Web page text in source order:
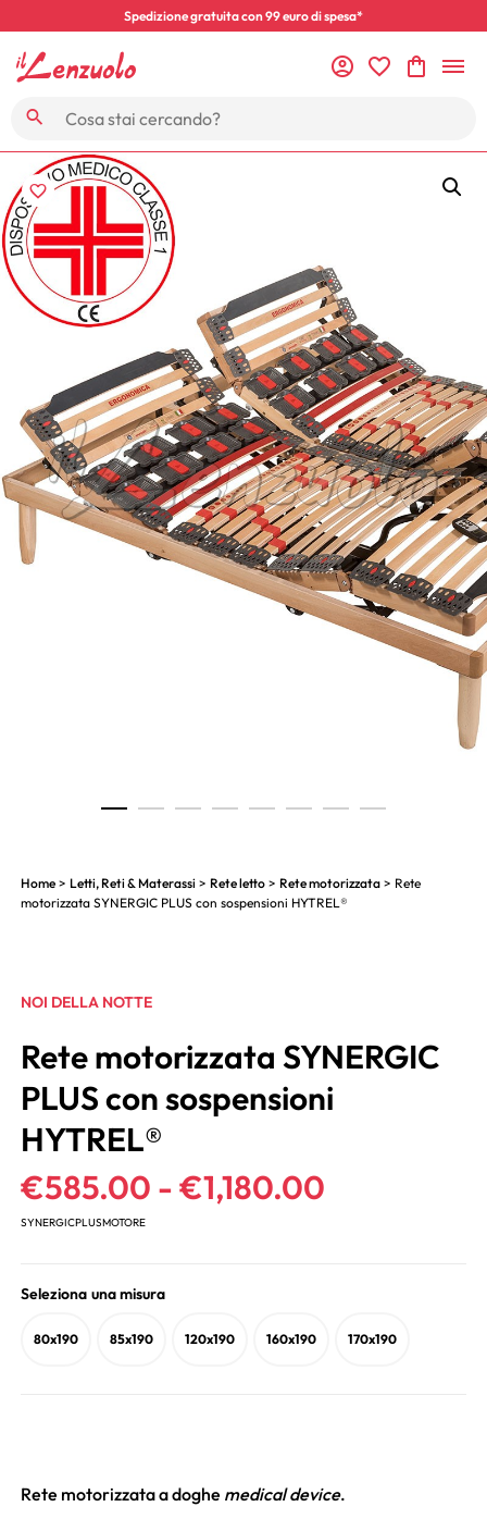
Spedizione gratuita con 99 euro di spesa*
Home > Letti, Reti & Materassi > Rete letto > Rete motorizzata > Rete
motorizzata SYNERGIC PLUS con sospensioni HYTREL®
Rete motorizzata a doghe medical device.
NOI DELLA NOTTE
Rete motorizzata SYNERGIC
PLUS con sospensioni
HYTREL®
€585.00 -€1,180.00
SYNERGICPLUSMOTORE
Seleziona una misura
80x190 85x190 120x190 160x190 170x190